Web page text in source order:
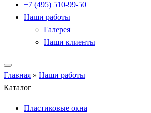
+7 (495) 510-99-50
Наши работы
Галерея
Наши клиенты
Главная » Наши работы
Каталог
Пластиковые окна